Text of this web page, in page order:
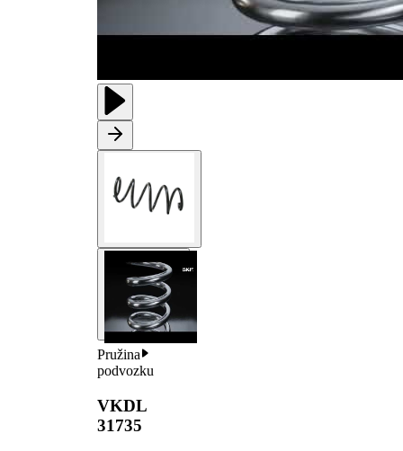
Pružina
podvozku
VKDL
31735